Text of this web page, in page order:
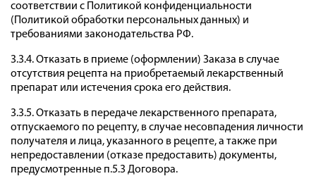
соответствии с Политикой конфиденциальности
(Политикой обработки персональных данных) и
требованиями законодательства РФ.
3.3.4. Отказать в приеме (оформлении) Заказа в случае
отсутствия рецепта на приобретаемый лекарственный
препарат или истечения срока его действия.
3.3.5. Отказать в передаче лекарственного препарата,
отпускаемого по рецепту, в случае несовпадения личности
получателя и лица, указанного в рецепте, а также при
непредоставлении (отказе предоставить) документы,
предусмотренные п.5.3 Договора.